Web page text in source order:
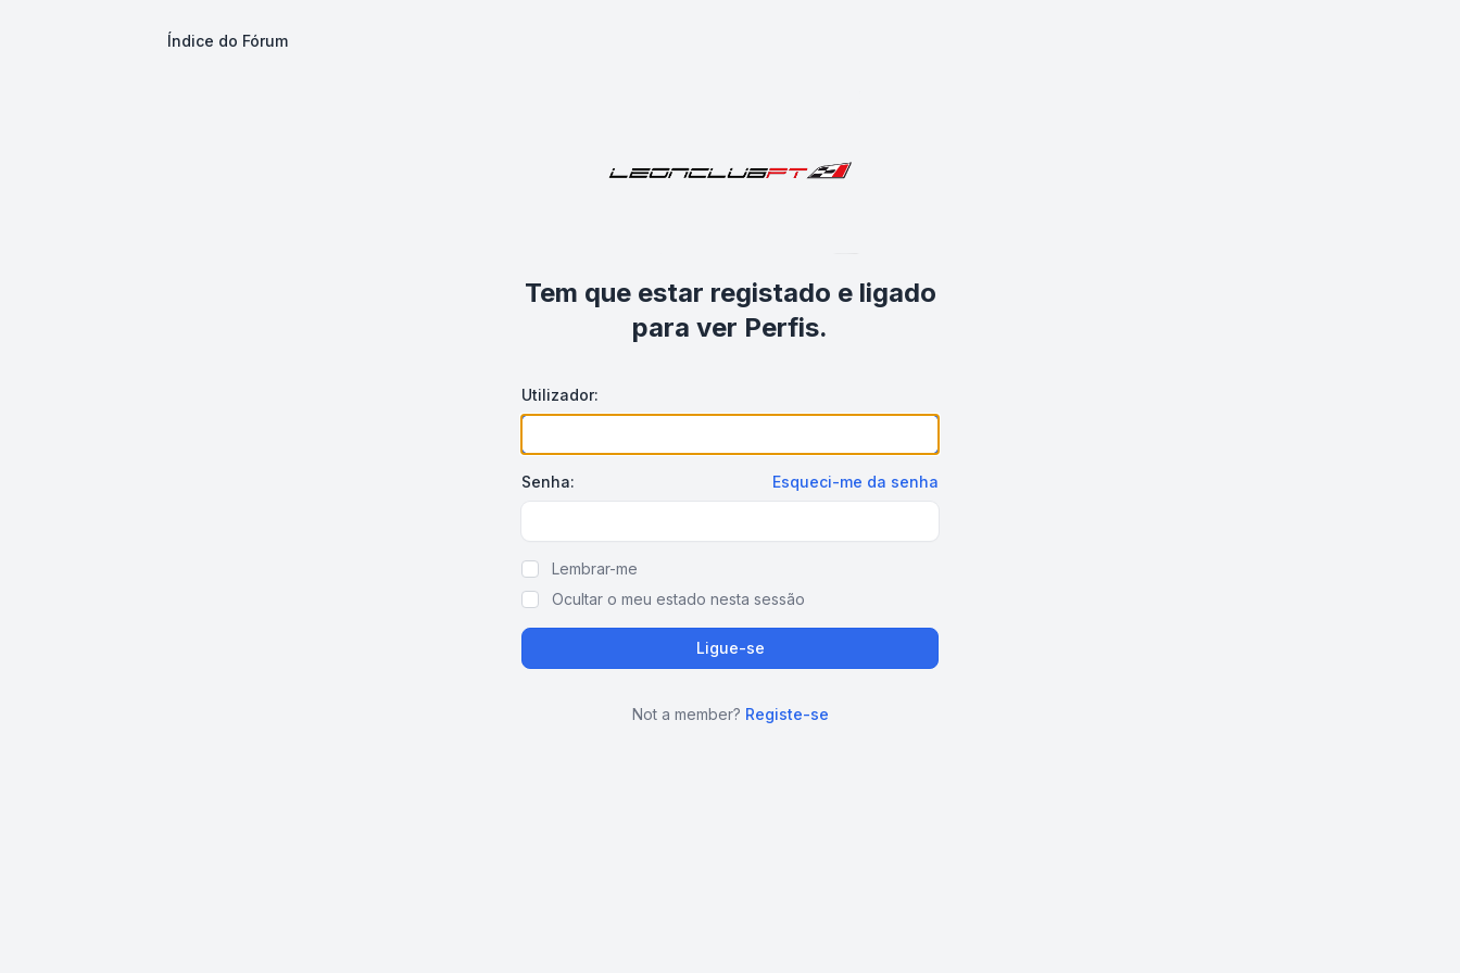
Índice do Fórum
Tem que estar registado e ligado
para ver Perfis.
Utilizador:
Senha: Esqueci-me da senha
Lembrar-me
Ocultar o meu estado nesta sessão
Ligue-se
Not a member? Registe-se